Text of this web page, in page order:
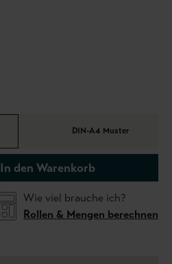
DIN-A4 Muster
In den Warenkorb
Wie viel brauche ich?
Rollen & Mengen berechnen